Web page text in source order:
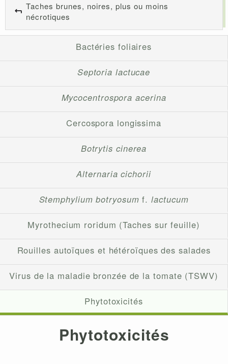
Taches brunes, noires, plus ou moins
nécrotiques
Bactéries foliaires
Septoria lactucae
Mycocentrospora acerina
Cercospora longissima
Botrytis cinerea
Alternaria cichorii
Stemphylium botryosum f.lactucum
Myrothecium roridum (Taches sur feuille)
Rouilles autoïques et hétéroïques des salades
Virus de la maladie bronzée de la tomate (TSWV)
Phytotoxicités
Phytotoxicités